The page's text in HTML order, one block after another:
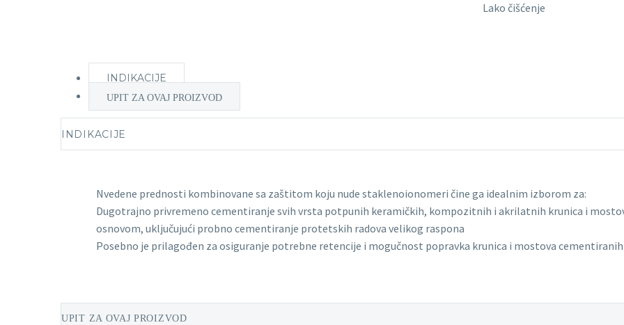
Lako čišćenje
INDIKACIJE
UPIT ZA OVAJ PROIZVOD
INDIKACIJE
Nvedene prednosti kombinovane sa zaštitom koju nude staklenoionomeri čine ga idealnim izborom za:
Dugotrajno privremeno cementiranje svih vrsta potpunih keramičkih, kompozitnih i akrilatnih krunica i
osnovom, uključujući probno cementiranje protetskih radova velikog raspona
Posebno je prilagođen za osiguranje potrebne retencije i mogučnost popravka krunica i mostova
UPIT ZA OVAJ PROIZVOD